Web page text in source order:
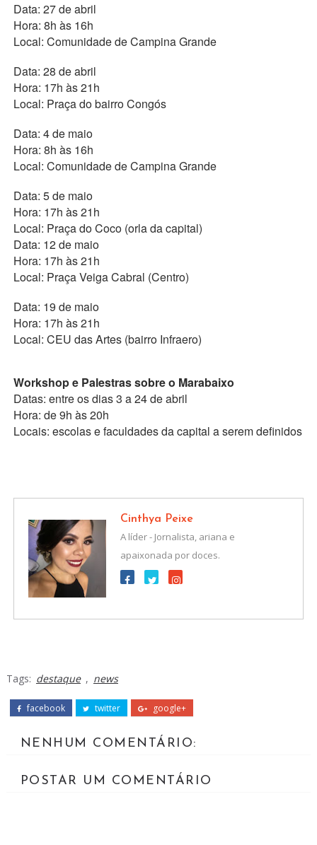
Data: 27 de abril
Hora: 8h às 16h
Local: Comunidade de Campina Grande
Data: 28 de abril
Hora: 17h às 21h
Local: Praça do bairro Congós
Data: 4 de maio
Hora: 8h às 16h
Local: Comunidade de Campina Grande
Data: 5 de maio
Hora: 17h às 21h
Local: Praça do Coco (orla da capital)
Data: 12 de maio
Hora: 17h às 21h
Local: Praça Veiga Cabral (Centro)
Data: 19 de maio
Hora: 17h às 21h
Local: CEU das Artes (bairro Infraero)
Workshop e Palestras sobre o Marabaixo
Datas: entre os dias 3 a 24 de abril
Hora: de 9h às 20h
Locais: escolas e faculdades da capital a serem definidos
Cinthya Peixe
A líder - Jornalista, ariana e
apaixonada por doces.
Tags: destaque , news
facebook twitter google+
NENHUM COMENTÁRIO:
POSTAR UM COMENTÁRIO